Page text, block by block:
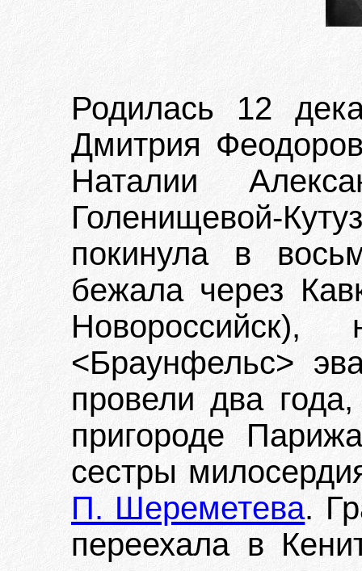
Родилась 12
Дмитрия
Наталии
Голенищевой-
покинула в
бежала через
<Браунфельс>
провели два
пригороде
сестры
П. Шереметева.
переехала в